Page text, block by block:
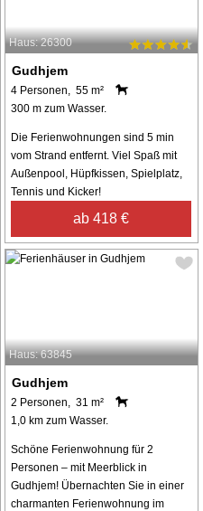
Haus: 26300
Gudhjem
4 Personen, 55 m²
300 m zum Wasser.
Die Ferienwohnungen sind 5 min
vom Strand entfernt. Viel Spaß mit
Außenpool, Hüpfkissen, Spielplatz,
Tennis und Kicker!
ab 418 €
Haus: 63845
Gudhjem
2 Personen, 31 m²
1,0 km zum Wasser.
Schöne Ferienwohnung für 2
Personen – mit Meerblick in
Gudhjem! Übernachten Sie in einer
charmanten Ferienwohnung im